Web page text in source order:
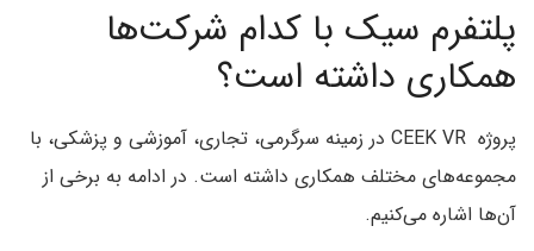
پلتفرم سیک با کدام شرکت‌ها
همکاری داشته است؟
پروژه CEEK VR در زمینه سرگرمی، تجاری، آموزشی و پزشکی، با
مجموعه‌های مختلف همکاری داشته است. در ادامه به برخی از
آن‌ها اشاره می‌کنیم.